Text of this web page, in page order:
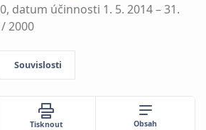
datum účinnosti 1. 5. 2014 – 31.
2000
Souvislosti
Tisknout Obsah